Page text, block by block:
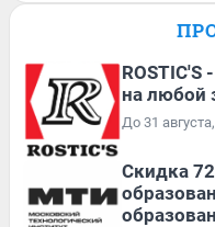
ROSTIC'S
на любой
До 31
Скидка